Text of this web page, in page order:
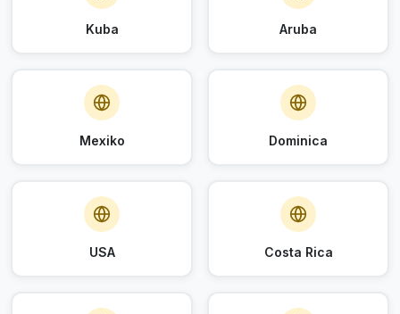
Kuba Aruba
Mexiko Dominica
USA Costa Rica